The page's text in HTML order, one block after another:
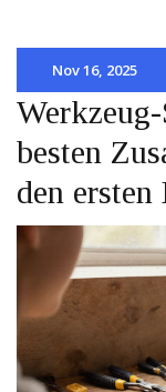
Nov 16, 2025
besten
den